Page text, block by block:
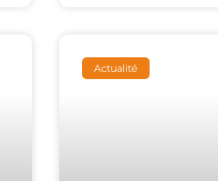
Actualité